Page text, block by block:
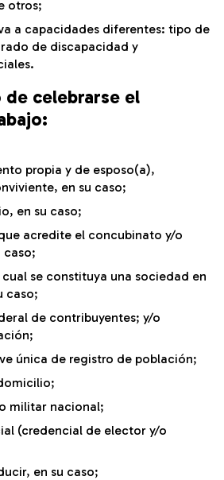
otros;
a capacidades diferentes: tipo de
de discapacidad y
de celebrarse el
propia y de esposo(a),
en su caso;
en su caso;
acredite el concubinato y/o
caso;
se constituya una sociedad en
caso;
de contribuyentes; y/o
única de registro de población;
militar nacional;
(credencial de elector y/o
en su caso;